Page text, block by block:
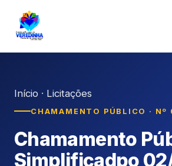
Início · Licitações
CHAMAMENTO PÚBLICO ·
Chamamento
Simplificadpo